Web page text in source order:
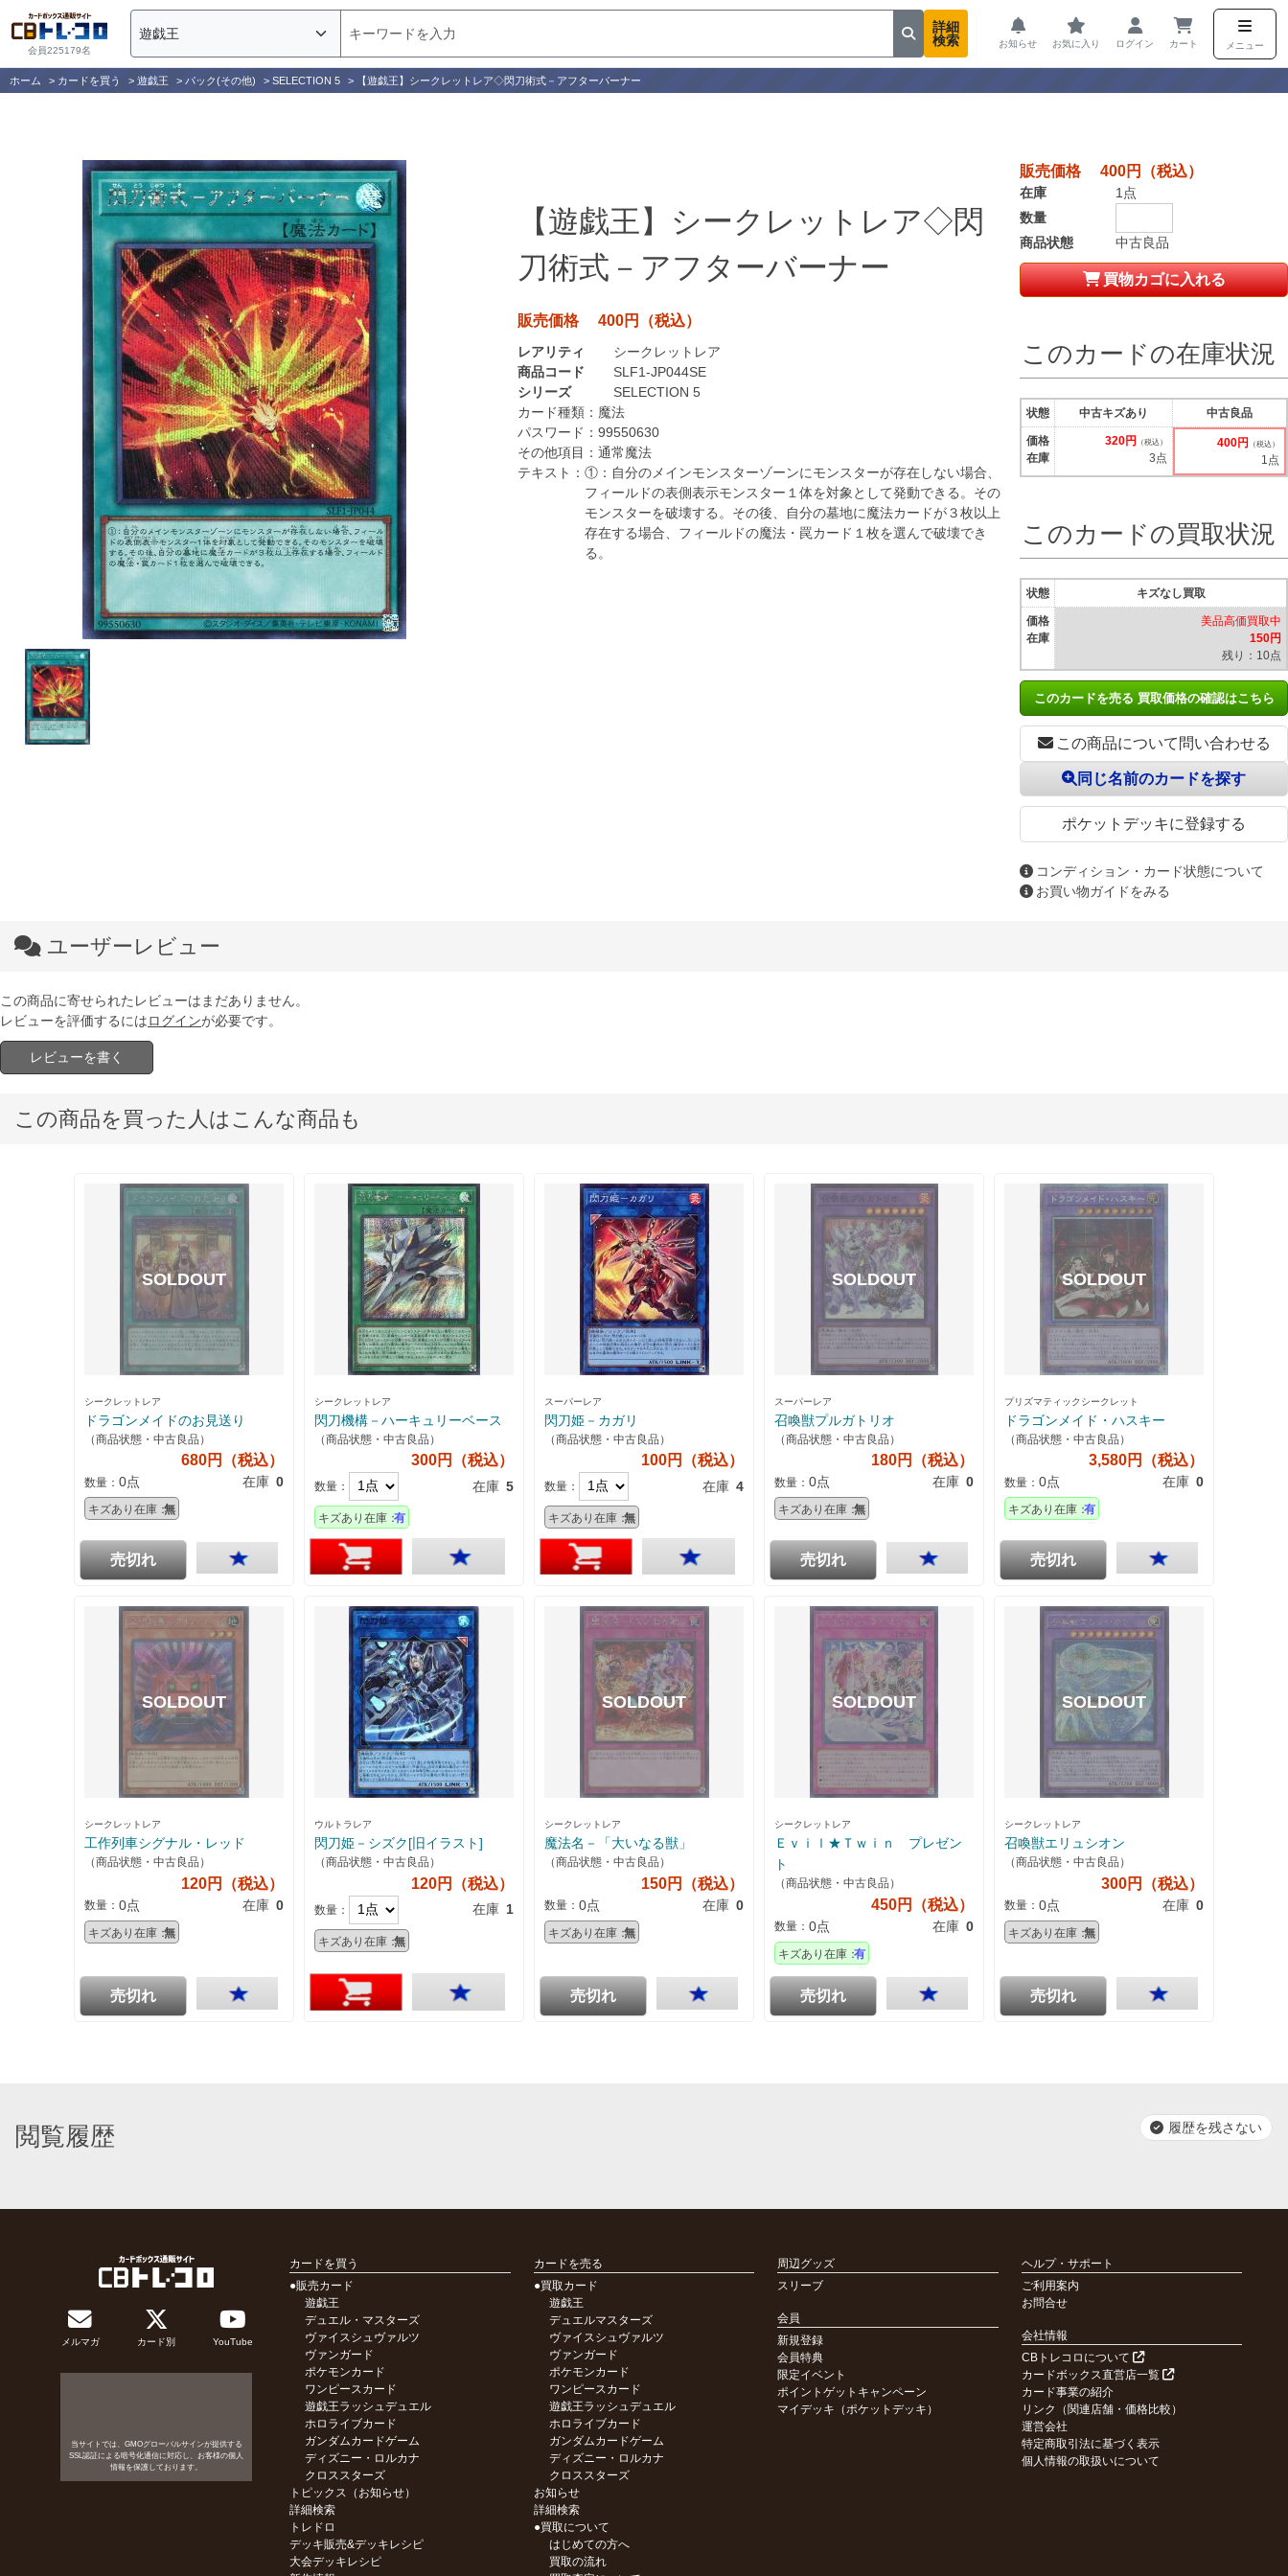
会員225179名
詳細
検索
お知らせ お気に入り ログイン カート メニュー
ホーム > カードを買う > 遊戯王 > パック(その他) > SELECTION 5 > 【遊戯王】シークレットレア◇閃刀術式－アフターバーナー
【遊戯王】シークレットレア◇閃
刀術式－アフターバーナー
販売価格 400円（税込）
レアリティ
シークレットレア
商品コード
SLF1-JP044SE
シリーズ
SELECTION 5
カード種類： 魔法
パスワード： 99550630
その他項目： 通常魔法
テキスト： ①：自分のメインモンスターゾーンにモンスターが存在しない場合、
フィールドの表側表示モンスター１体を対象として発動できる。その
モンスターを破壊する。その後、自分の墓地に魔法カードが３枚以上
存在する場合、フィールドの魔法・罠カード１枚を選んで破壊でき
る。
販売価格 400円（税込）
商品状態 中古良品
在庫
1点
数量
買物カゴに入れる
この商品について問い合わせる
ポケットデッキに登録する
同じ名前のカードを探す
コンディション・カード状態について
お買い物ガイドをみる
このカードの在庫状況
状態
価格
在庫
中古キズあり
320円 （税込）
3点
中古良品
400円 （税込）
1点
このカードの買取状況
状態
価格
在庫
キズなし買取
美品高価買取中
150円
残り：10点
このカードを売る 買取価格の確認はこちら
ユーザーレビュー
この商品に寄せられたレビューはまだありません。
レビューを評価するにはログインが必要です。
レビューを書く
この商品を買った人はこんな商品も
シークレットレア
ドラゴンメイドのお見送り
（商品状態・中古良品）
680円（税込）
数量： 0点 在庫 0
キズあり在庫：無
売切れ
シークレットレア
閃刀機構－ハーキュリーベース
（商品状態・中古良品）
300円（税込）
数量： 在庫 5
キズあり在庫：有
スーパーレア
閃刀姫－カガリ
（商品状態・中古良品）
100円（税込）
数量： 在庫 4
キズあり在庫：無
スーパーレア
召喚獣プルガトリオ
（商品状態・中古良品）
180円（税込）
数量： 0点 在庫 0
キズあり在庫：無
売切れ
プリズマティックシークレット
ドラゴンメイド・ハスキー
（商品状態・中古良品）
3,580円（税込）
数量： 0点 在庫 0
キズあり在庫：有
売切れ
シークレットレア
工作列車シグナル・レッド
（商品状態・中古良品）
120円（税込）
数量： 0点 在庫 0
キズあり在庫：無
売切れ
ウルトラレア
閃刀姫－シズク[旧イラスト]
（商品状態・中古良品）
120円（税込）
数量： 在庫 1
キズあり在庫：無
シークレットレア
魔法名－「大いなる獣」
（商品状態・中古良品）
150円（税込）
数量： 0点 在庫 0
キズあり在庫：無
売切れ
シークレットレア
Ｅｖｉｌ★Ｔｗｉｎ プレゼン
ト
（商品状態・中古良品）
450円（税込）
数量： 0点 在庫 0
キズあり在庫：有
売切れ
シークレットレア
召喚獣エリュシオン
（商品状態・中古良品）
300円（税込）
数量： 0点 在庫 0
キズあり在庫：無
売切れ
閲覧履歴 履歴を残さない
メルマガ カード別 YouTube
当サイトでは、GMOグローバルサインが提供する
SSL認証による暗号化通信に対応し、お客様の個人
情報を保護しております。
カードを買う
●販売カード
遊戯王
デュエル・マスターズ
ヴァイスシュヴァルツ
ヴァンガード
ポケモンカード
ワンピースカード
遊戯王ラッシュデュエル
ホロライブカード
ガンダムカードゲーム
ディズニー・ロルカナ
クロススターズ
トピックス（お知らせ）
詳細検索
トレドロ
デッキ販売&デッキレシピ
大会デッキレシピ
カードを売る
●買取カード
遊戯王
デュエルマスターズ
ヴァイスシュヴァルツ
ヴァンガード
ポケモンカード
ワンピースカード
遊戯王ラッシュデュエル
ホロライブカード
ガンダムカードゲーム
ディズニー・ロルカナ
クロススターズ
お知らせ
詳細検索
●買取について
はじめての方へ
買取の流れ
周辺グッズ
スリーブ
会員
新規登録
会員特典
限定イベント
ポイントゲットキャンペーン
マイデッキ（ポケットデッキ）
ヘルプ・サポート
ご利用案内
お問合せ
会社情報
CBトレコロについて
カードボックス直営店一覧
カード事業の紹介
リンク（関連店舗・価格比較）
運営会社
特定商取引法に基づく表示
個人情報の取扱いについて